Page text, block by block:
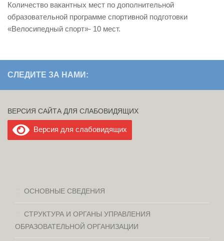
Количество вакантных мест по дополнительной
образовательной программе спортивной подготовки
«Велосипедный спорт»- 10 мест.
СЛЕДИТЕ ЗА НАМИ:
ВЕРСИЯ САЙТА ДЛЯ СЛАБОВИДЯЩИХ
Версия для слабовидящих
ОСНОВНЫЕ СВЕДЕНИЯ
СТРУКТУРА И ОРГАНЫ УПРАВЛЕНИЯ
ОБРАЗОВАТЕЛЬНОЙ ОРГАНИЗАЦИИ